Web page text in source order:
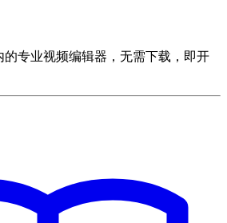
的专业视频编辑器，无需下载，即开